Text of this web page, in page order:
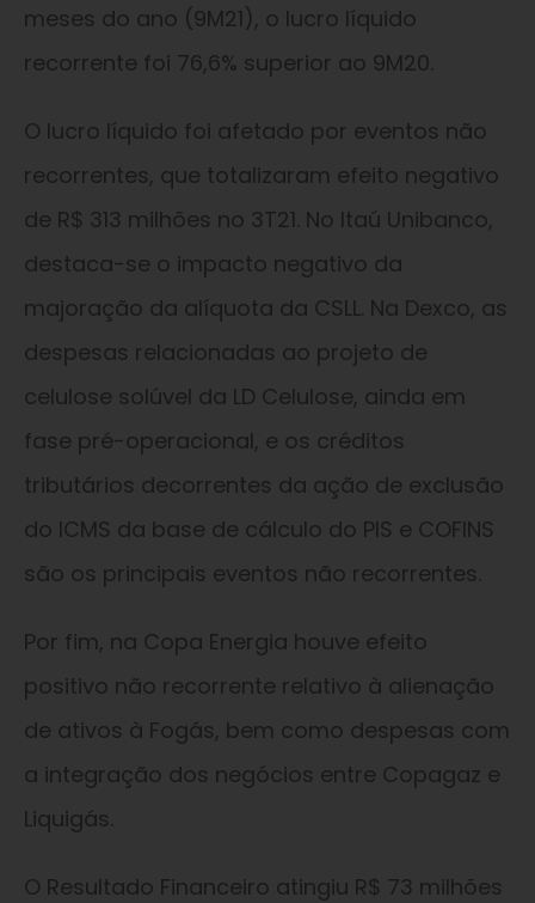
meses do ano (9M21), o lucro líquido
recorrente foi 76,6% superior ao 9M20.
O lucro líquido foi afetado por eventos não
recorrentes, que totalizaram efeito negativo
de R$ 313 milhões no 3T21. No Itaú Unibanco,
destaca-se o impacto negativo da
majoração da alíquota da CSLL. Na Dexco, as
despesas relacionadas ao projeto de
celulose solúvel da LD Celulose, ainda em
fase pré-operacional, e os créditos
tributários decorrentes da ação de exclusão
do ICMS da base de cálculo do PIS e COFINS
são os principais eventos não recorrentes.
Por fim, na Copa Energia houve efeito
positivo não recorrente relativo à alienação
de ativos à Fogás, bem como despesas com
a integração dos negócios entre Copagaz e
Liquigás.
O Resultado Financeiro atingiu R$ 73 milhões